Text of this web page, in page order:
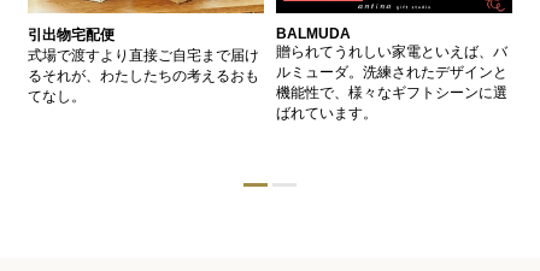
引出物宅配便
式場で渡すより直接ご自宅まで届け
るそれが、わたしたちの考えるおも
てなし。
BALMUDA
贈られてうれしい家電といえば、バ
ルミューダ。洗練されたデザインと
機能性で、様々なギフトシーンに選
ばれています。